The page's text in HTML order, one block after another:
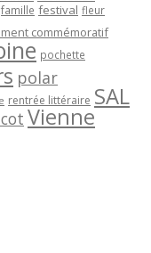
famille festival fleur
commémoratif
pochette
polar
rentrée littéraire SAL
Vienne